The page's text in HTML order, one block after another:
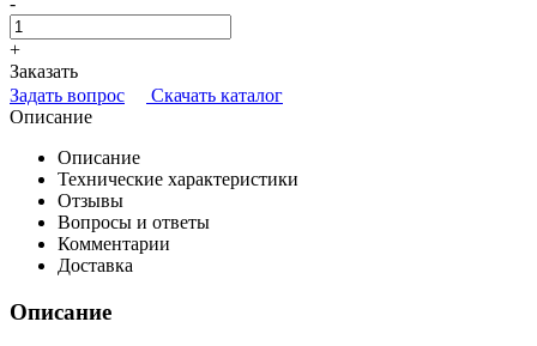
+
Заказать
Задать вопрос
Скачать каталог
Описание
Описание
Технические характеристики
Отзывы
Вопросы и ответы
Комментарии
Доставка
Описание